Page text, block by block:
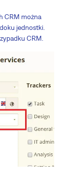
CRM można
jednostki.
CRM.